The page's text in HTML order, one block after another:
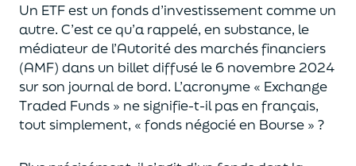
Un ETF est un fonds d’investissement comme un
autre. C’est ce qu’a rappelé, en substance, le
médiateur de l’Autorité des marchés financiers
(AMF) dans un billet diffusé le 6 novembre 2024
sur son journal de bord. L’acronyme « Exchange
Traded Funds » ne signifie-t-il pas en français,
tout simplement, « fonds négocié en Bourse » ?